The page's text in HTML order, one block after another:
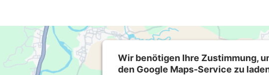
Wir benötigen Ihre Zustimmung,
den Google Maps-Service zu